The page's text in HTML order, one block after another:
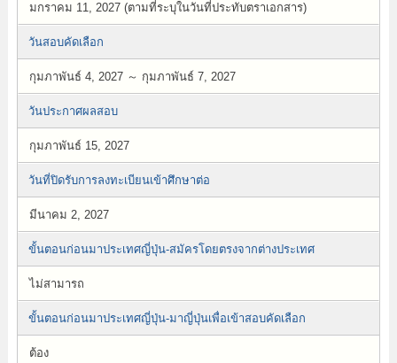
มกราคม 11, 2027 (ตามที่ระบุในวันที่ประทับตราเอกสาร)
วันสอบคัดเลือก
กุมภาพันธ์ 4, 2027 ～ กุมภาพันธ์ 7, 2027
วันประกาศผลสอบ
กุมภาพันธ์ 15, 2027
วันที่ปิดรับการลงทะเบียนเข้าศึกษาต่อ
มีนาคม 2, 2027
ขั้นตอนก่อนมาประเทศญี่ปุ่น-สมัครโดยตรงจากต่างประเทศ
ไม่สามารถ
ขั้นตอนก่อนมาประเทศญี่ปุ่น-มาญี่ปุ่นเพื่อเข้าสอบคัดเลือก
ต้อง